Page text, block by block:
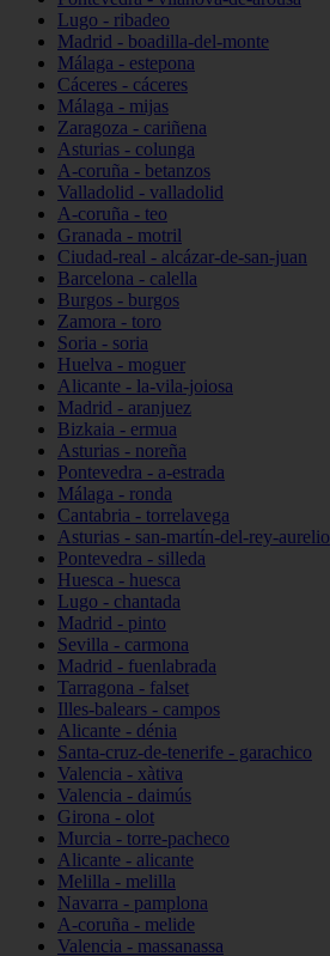
Lugo - ribadeo
Madrid - boadilla-del-monte
Málaga - estepona
Cáceres - cáceres
Málaga - mijas
Zaragoza - cariñena
Asturias - colunga
A-coruña - betanzos
Valladolid - valladolid
A-coruña - teo
Granada - motril
Ciudad-real - alcázar-de-san-juan
Barcelona - calella
Burgos - burgos
Zamora - toro
Soria - soria
Huelva - moguer
Alicante - la-vila-joiosa
Madrid - aranjuez
Bizkaia - ermua
Asturias - noreña
Pontevedra - a-estrada
Málaga - ronda
Cantabria - torrelavega
Asturias - san-martín-del-rey-aurelio
Pontevedra - silleda
Huesca - huesca
Lugo - chantada
Madrid - pinto
Sevilla - carmona
Madrid - fuenlabrada
Tarragona - falset
Illes-balears - campos
Alicante - dénia
Santa-cruz-de-tenerife - garachico
Valencia - xàtiva
Valencia - daimús
Girona - olot
Murcia - torre-pacheco
Alicante - alicante
Melilla - melilla
Navarra - pamplona
A-coruña - melide
Valencia - massanassa